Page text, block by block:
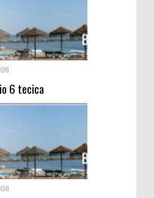
6 tecica